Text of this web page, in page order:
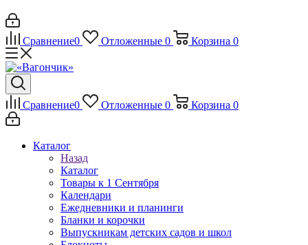
Сравнение0 Отложенные 0 Корзина 0
Сравнение0 Отложенные 0 Корзина 0
Каталог
Назад
Каталог
Товары к 1 Сентября
Календари
Ежедневники и планинги
Бланки и корочки
Выпускникам детских садов и школ